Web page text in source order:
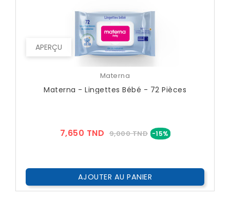
APERÇU
Materna
Materna - Lingettes Bébé - 72 Pièces
7,650 TND Prix
9,000 TND -15% Prix
AJOUTER AU PANIER